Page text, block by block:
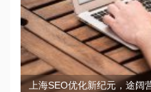
上海SEO优化新纪元，途阔